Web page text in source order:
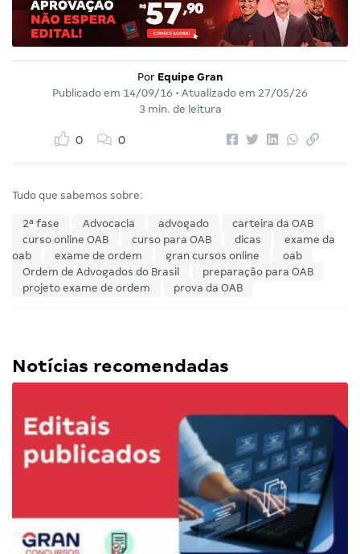
Por Equipe Gran
Publicado em 14/09/16 • Atualizado em 27/05/26
3 min. de leitura
0 0
Tudo que sabemos sobre:
2ª fase Advocacia advogado
carteira da OAB
curso online OAB
curso para OAB dicas
exame da
oab
exame de ordem gran cursos online
oab
Ordem de Advogados do Brasil
preparação para OAB
projeto exame de ordem
prova da OAB
Notícias recomendadas